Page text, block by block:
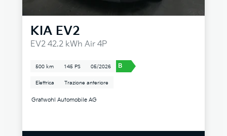
KIA EV2
EV2 42.2 kWh Air 4P
500 km 145 PS 05/2026 B
Elettrica Trazione anteriore
Gratwohl Automobile AG